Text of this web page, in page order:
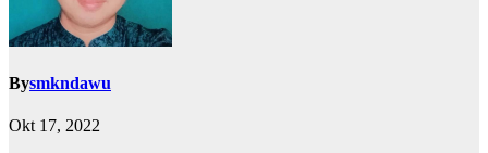
Bysmkndawu
Okt 17, 2022